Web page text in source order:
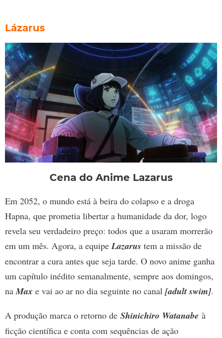
Lázarus
Cena do Anime Lazarus
Em 2052, o mundo está à beira do colapso e a droga
Hapna, que prometia libertar a humanidade da dor, logo
revela seu verdadeiro preço: todos que a usaram morrerão
em um mês. Agora, a equipeLazarus tem a missão de
encontrar a cura antes que seja tarde. O novo anime ganha
um capítulo inédito semanalmente, sempre aos domingos,
naMax e vai ao ar no dia seguinte no canal [adult swim].
A produção marca o retorno de Shinichiro Watanabe à
ficção científica e conta com sequências de ação